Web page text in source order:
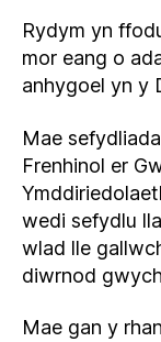
Rydym yn
mor eang o
anhygoel yn y
Mae
Frenhinol er
wedi sefydlu
wlad lle
diwrnod
Mae gan y